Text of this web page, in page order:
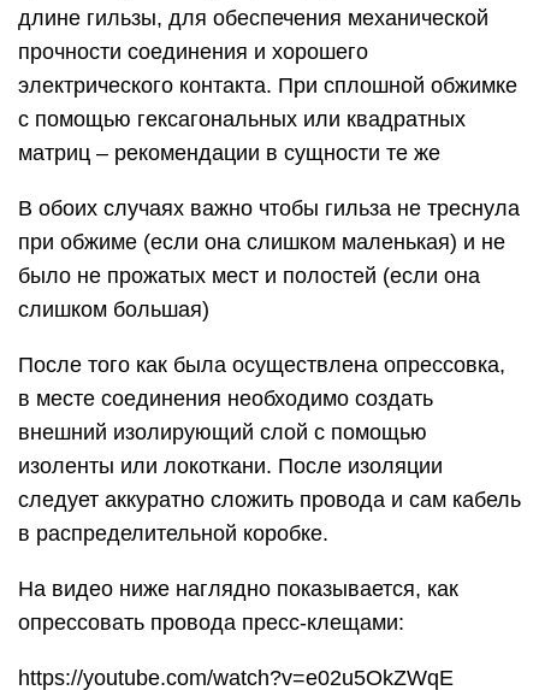
длине гильзы, для обеспечения механической
прочности соединения и хорошего
электрического контакта. При сплошной обжимке
с помощью гексагональных или квадратных
матриц – рекомендации в сущности те же
В обоих случаях важно чтобы гильза не треснула
при обжиме (если она слишком маленькая) и не
было не прожатых мест и полостей (если она
слишком большая)
После того как была осуществлена опрессовка,
в месте соединения необходимо создать
внешний изолирующий слой с помощью
изоленты или локоткани. После изоляции
следует аккуратно сложить провода и сам кабель
в распределительной коробке.
На видео ниже наглядно показывается, как
опрессовать провода пресс-клещами:
https://youtube.com/watch?v=e02u5OkZWqE